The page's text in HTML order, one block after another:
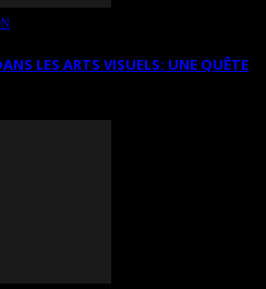
LES ARTS VISUELS: UNE QUÊTE